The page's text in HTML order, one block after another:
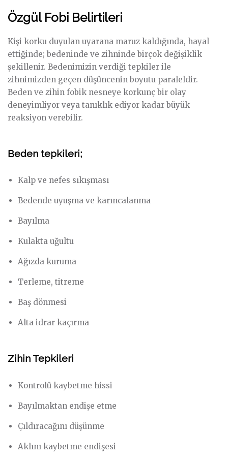
Özgül Fobi Belirtileri
Kişi korku duyulan uyarana maruz kaldığında, hayal
ettiğinde; bedeninde ve zihninde birçok değişiklik
şekillenir. Bedenimizin verdiği tepkiler ile
zihnimizden geçen düşüncenin boyutu paraleldir.
Beden ve zihin fobik nesneye korkunç bir olay
deneyimliyor veya tanıklık ediyor kadar büyük
reaksiyon verebilir.
Beden tepkileri;
Kalp ve nefes sıkışması
Bedende uyuşma ve karıncalanma
Bayılma
Kulakta uğultu
Ağızda kuruma
Terleme, titreme
Baş dönmesi
Alta idrar kaçırma
Zihin Tepkileri
Kontrolü kaybetme hissi
Bayılmaktan endişe etme
Çıldıracağını düşünme
Aklını kaybetme endişesi